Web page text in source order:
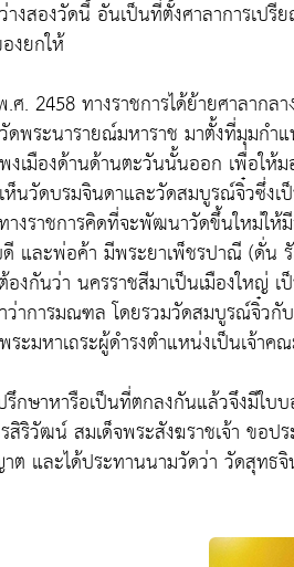
างสองวัดนี้ อันเป็นที่ตั้งศาลาการเป
งยกให้
.ศ. 2458 ทางราชการได้ย้ายศาลาก
ดพระนารายณ์มหาราช มาตั้งที่มุมกำ
งเมืองด้านด้านตะวันนั้นออก เพื่อให้
ห็นวัดบรมจินดาและวัดสมบูรณ์จิ๋วซึ่งเ
งราชการคิดที่จะพัฒนาวัดขึ้นใหม่ให้
และพ่อค้า มีพระยาเพ็ชรปาณี (ดั่น
องกันว่า นครราชสีมาเป็นเมืองใหญ่
ว่าการมณฑล โดยรวมวัดสมบูรณ์จิ๋วกั
ระมหาเถระผู้ดำรงตำแหน่งเป็นเจ้า
รึกษาหารือเป็นที่ตกลงกันแล้วจึงมีใบ
สิริวัฒน์ สมเด็จพระสังฆราชเจ้า ขอป
ต และได้ประทานนามวัดว่า วัดสุทธ